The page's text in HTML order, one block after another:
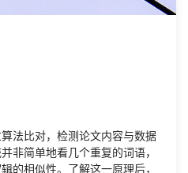
法比对，检测论文内容与数据
非简单地看几个重复的词语，
的相似性。了解这一原理后，